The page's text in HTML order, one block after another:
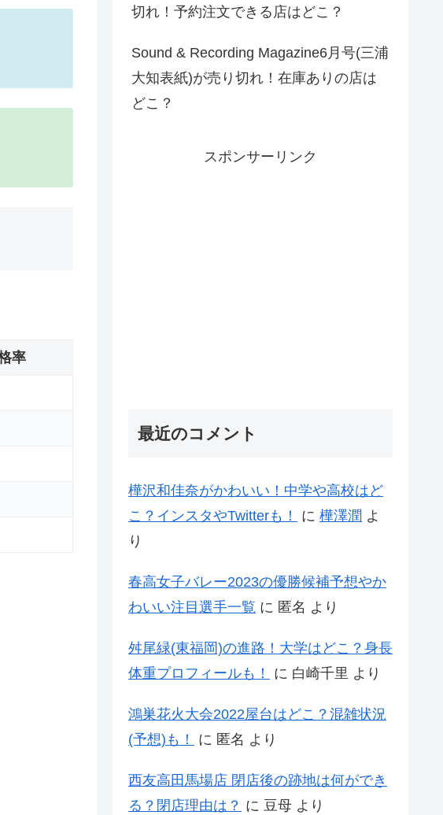
率
切れ！予約注文できる店はどこ？
Sound & Recording Magazine6月号(三浦
大知表紙)が売り切れ！在庫ありの店は
どこ？
スポンサーリンク
最近のコメント
樺沢和佳奈がかわいい！中学や高校はど
こ？インスタやTwitterも！
に 樺澤潤 よ
り
春高女子バレー2023の優勝候補予想やか
わいい注目選手一覧 に 匿名 より
舛尾緑(東福岡)の進路！大学はどこ？身長
体重プロフィールも！
に 白崎千里 より
鴻巣花火大会2022屋台はどこ？混雑状況
(予想)も！
に 匿名 より
西友高田馬場店 閉店後の跡地は何ができ
る？閉店理由は？ に 豆母 より